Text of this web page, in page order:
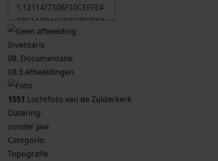
Inventaris
08. Documentatie
08.3 Afbeeldingen
1551 Luchtfoto van de Zuiderkerk
Datering:
zonder jaar
Categorie:
Topografie